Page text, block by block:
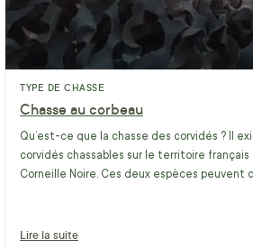
TYPE DE CHASSE
Chasse au corbeau
Qu’est-ce que la chasse des corvidés ? Il
corvidés chassables sur le territoire français
Corneille Noire. Ces deux espèces peuvent
Lire la suite